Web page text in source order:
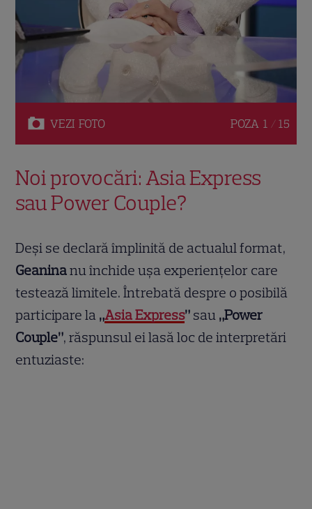
VEZI FOTO POZA 1 / 15
Noi provocări: Asia Express
sau Power Couple?
Deși se declară împlinită de actualul format,
Geaninanu închide ușa experiențelor care
testează limitele. Întrebată despre o posibilă
participare la „Asia Express” sau „Power
Couple”, răspunsul ei lasă loc de interpretări
entuziaste: